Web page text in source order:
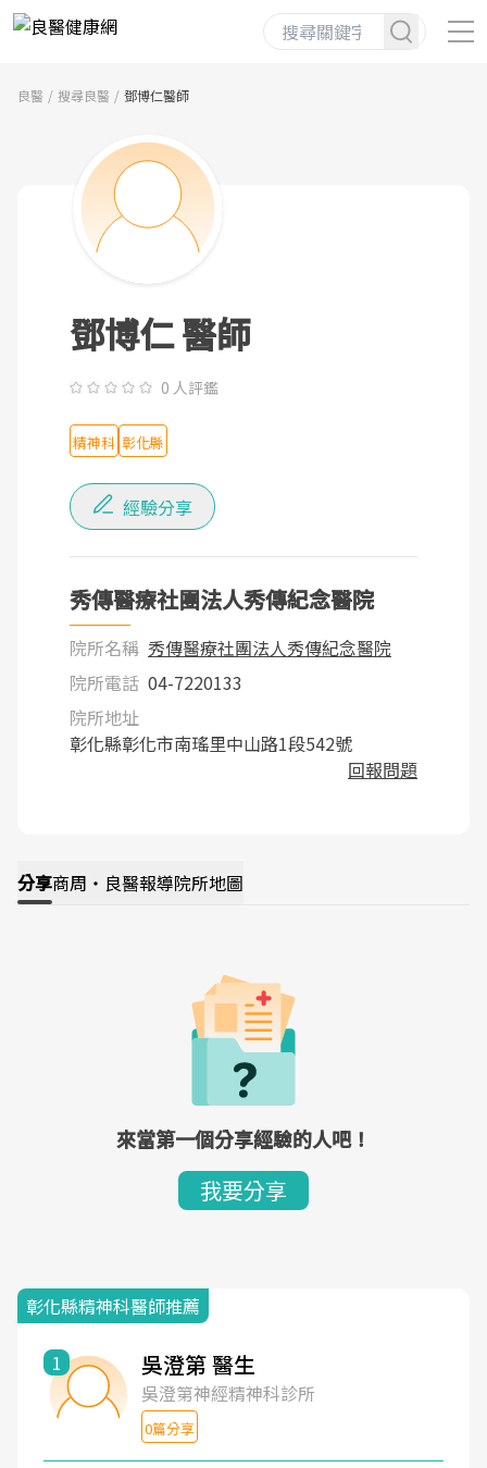
良醫 搜尋良醫 鄧博仁醫師
鄧博仁 醫師
0 人評鑑
精神科 彰化縣
經驗分享
秀傳醫療社團法人秀傳紀念醫院
院所名稱 秀傳醫療社團法人秀傳紀念醫院
院所電話 04-7220133
院所地址
彰化縣彰化市南瑤里中山路1段542號
回報問題
分享商周・良醫報導院所地圖
來當第一個分享經驗的人吧！
我要分享
彰化縣精神科醫師推薦
1 吳澄第 醫生
吳澄第神經精神科診所
0篇分享